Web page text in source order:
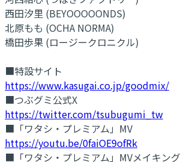
西田汐里 (BEYOOOOONDS)
北原もも (OCHA NORMA)
橋田歩果 (ロージークロニクル)
■特設サイト
https://www.kasugai.co.jp/goodmix/
■つぶグミ公式X
https://twitter.com/tsubugumi_tw
■「ワタシ・プレミアム」MV
https://youtu.be/0faiOE9ofRk
■「ワタシ・プレミアム」MVメイキング